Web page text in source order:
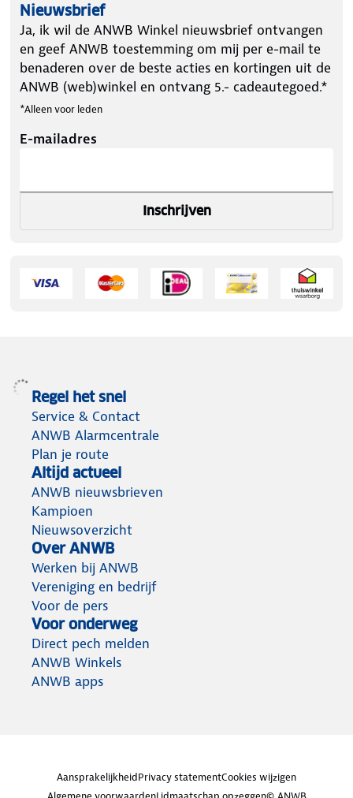
Nieuwsbrief
Ja, ik wil de ANWB Winkel nieuwsbrief ontvangen
en geef ANWB toestemming om mij per e-mail te
benaderen over de beste acties en kortingen uit de
ANWB (web)winkel en ontvang 5.- cadeautegoed.*
*Alleen voor leden
E-mailadres
Inschrijven
Regel het snel
Service & Contact
ANWB Alarmcentrale
Plan je route
Altijd actueel
ANWB nieuwsbrieven
Kampioen
Nieuwsoverzicht
Over ANWB
Werken bij ANWB
Vereniging en bedrijf
Voor de pers
Voor onderweg
Direct pech melden
ANWB Winkels
ANWB apps
AansprakelijkheidPrivacy statementCookies wijzigen